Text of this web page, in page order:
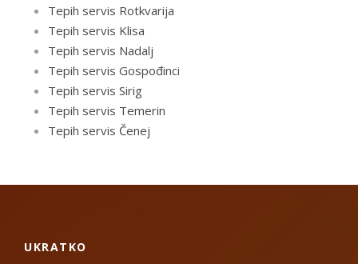
Tepih servis Rotkvarija
Tepih servis Klisa
Tepih servis Nadalj
Tepih servis Gospođinci
Tepih servis Sirig
Tepih servis Temerin
Tepih servis Čenej
UKRATKO